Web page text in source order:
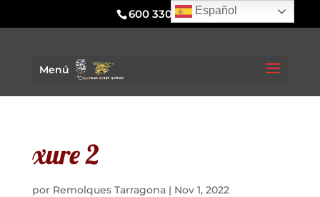
600 330 295
Menú
xure 2
por Remolques Tarragona| Nov 1, 2022
Español